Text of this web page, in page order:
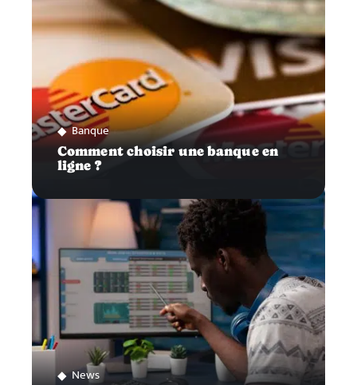
Banque
Comment choisir une banque en
ligne ?
News